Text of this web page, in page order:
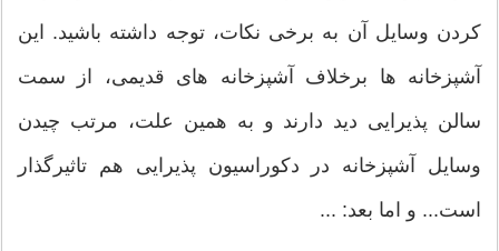
کردن وسایل آن به برخی نکات، توجه داشته باشید. این
آشپزخانه ها برخلاف آشپزخانه های قدیمی، از سمت
سالن پذیرایی دید دارند و به همین علت، مرتب چیدن
وسایل آشپزخانه در دکوراسیون پذیرایی هم تاثیرگذار
است... و اما بعد: ...